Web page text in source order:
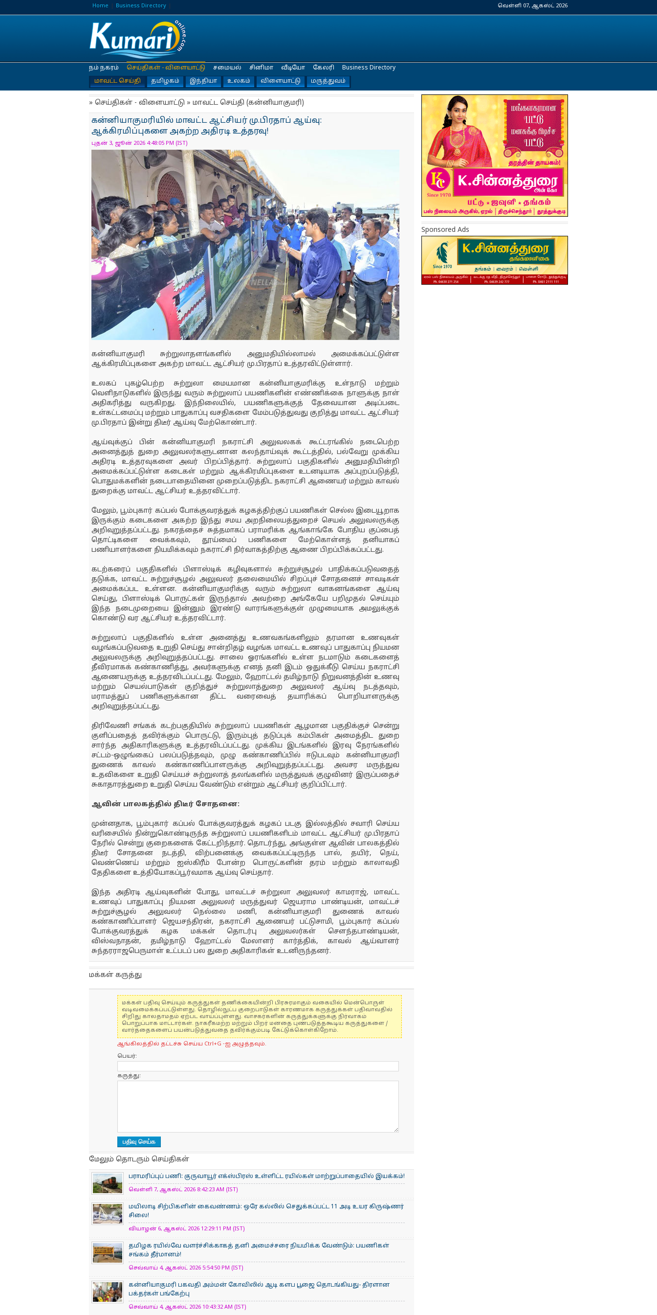
Home Business Directory வெள்ளி 07, ஆகஸ்ட் 2026
நம் நகரம்
செய்திகள் - விளையாட்டு
மாவட்ட செய்தி
தமிழகம் இந்தியா உலகம் விளையாட்டு மருத்துவம்
சமையல் சினிமா வீடியோ கேலரி Business Directory
» செய்திகள் - விளையாட்டு » மாவட்ட செய்தி (கன்னியாகுமரி)
கன்னியாகுமரியில் மாவட்ட ஆட்சியர் மு.பிரதாப் ஆய்வு:
ஆக்கிரமிப்புகளை அகற்ற அதிரடி உத்தரவு!
புதன் 3, ஜூன் 2026 4:48:05 PM (IST)
கன்னியாகுமரி சுற்றுலாதளங்களில் அனுமதியில்லாமல் அமைக்கப்பட்டுள்ள
ஆக்கிரமிப்புகளை அகற்ற மாவட்ட ஆட்சியர் மு.பிரதாப் உத்தரவிட்டுள்ளார்.
உலகப் புகழ்பெற்ற சுற்றுலா மையமான கன்னியாகுமரிக்கு உள்நாடு மற்றும்
வெளிநாடுகளில் இருந்து வரும் சுற்றுலாப் பயணிகளின் எண்ணிக்கை நாளுக்கு நாள்
அதிகரித்து வருகிறது. இந்நிலையில், பயணிகளுக்குத் தேவையான அடிப்படை
உள்கட்டமைப்பு மற்றும் பாதுகாப்பு வசதிகளை மேம்படுத்துவது குறித்து மாவட்ட ஆட்சியர்
மு.பிரதாப் இன்று திடீர் ஆய்வு மேற்கொண்டார்.
ஆய்வுக்குப் பின் கன்னியாகுமரி நகராட்சி அலுவலகக் கூட்டரங்கில் நடைபெற்ற
அனைத்துத் துறை அலுவலர்களுடனான கலந்தாய்வுக் கூட்டத்தில், பல்வேறு முக்கிய
அதிரடி உத்தரவுகளை அவர் பிறப்பித்தார். சுற்றுலாப் பகுதிகளில் அனுமதியின்றி
அமைக்கப்பட்டுள்ள கடைகள் மற்றும் ஆக்கிரமிப்புகளை உடனடியாக அப்புறப்படுத்தி,
பொதுமக்களின் நடைபாதையினை முறைப்படுத்திட நகராட்சி ஆணையர் மற்றும் காவல்
துறைக்கு மாவட்ட ஆட்சியர் உத்தரவிட்டார்.
மேலும், பூம்புகார் கப்பல் போக்குவரத்துக் கழகத்திற்குப் பயணிகள் செல்ல இடையூறாக
இருக்கும் கடைகளை அகற்ற இந்து சமய அறநிலையத்துறைச் செயல் அலுவலருக்கு
அறிவுறுத்தப்பட்டது. நகரத்தைச் சுத்தமாகப் பராமரிக்க ஆங்காங்கே போதிய குப்பைத்
தொட்டிகளை வைக்கவும், தூய்மைப் பணிகளை மேற்கொள்ளத் தனியாகப்
பணியாளர்களை நியமிக்கவும் நகராட்சி நிர்வாகத்திற்கு ஆணை பிறப்பிக்கப்பட்டது.
கடற்கரைப் பகுதிகளில் பிளாஸ்டிக் கழிவுகளால் சுற்றுச்சூழல் பாதிக்கப்படுவதைத்
தடுக்க, மாவட்ட சுற்றுச்சூழல் அலுவலர் தலைமையில் சிறப்புச் சோதனைச் சாவடிகள்
அமைக்கப்பட உள்ளன. கன்னியாகுமரிக்கு வரும் சுற்றுலா வாகனங்களை ஆய்வு
செய்து, பிளாஸ்டிக் பொருட்கள் இருந்தால் அவற்றை அங்கேயே பறிமுதல் செய்யும்
இந்த நடைமுறையை இன்னும் இரண்டு வாரங்களுக்குள் முழுமையாக அமலுக்குக்
கொண்டு வர ஆட்சியர் உத்தரவிட்டார்.
சுற்றுலாப் பகுதிகளில் உள்ள அனைத்து உணவகங்களிலும் தரமான உணவுகள்
வழங்கப்படுவதை உறுதி செய்து சான்றிதழ் வழங்க மாவட்ட உணவுப் பாதுகாப்பு நியமன
அலுவலருக்கு அறிவுறுத்தப்பட்டது. சாலை ஓரங்களில் உள்ள நடமாடும் கடைகளைத்
தீவிரமாகக் கண்காணித்து, அவர்களுக்கு எனத் தனி இடம் ஒதுக்கீடு செய்ய நகராட்சி
ஆணையருக்கு உத்தரவிடப்பட்டது. மேலும், ஹோட்டல் தமிழ்நாடு நிறுவனத்தின் உணவு
மற்றும் செயல்பாடுகள் குறித்துச் சுற்றுலாத்துறை அலுவலர் ஆய்வு நடத்தவும்,
மராமத்துப் பணிகளுக்கான திட்ட வரைவைத் தயாரிக்கப் பொறியாளருக்கு
அறிவுறுத்தப்பட்டது.
திரிவேணி சங்கக் கடற்பகுதியில் சுற்றுலாப் பயணிகள் ஆழமான பகுதிக்குச் சென்று
குளிப்பதைத் தவிர்க்கும் பொருட்டு, இரும்புத் தடுப்புக் கம்பிகள் அமைத்திட துறை
சார்ந்த அதிகாரிகளுக்கு உத்தரவிடப்பட்டது. முக்கிய இடங்களில் இரவு நேரங்களில்
சட்டம்-ஒழுங்கைப் பலப்படுத்தவும், முழு கண்காணிப்பில் ஈடுபடவும் கன்னியாகுமரி
துணைக் காவல் கண்காணிப்பாளருக்கு அறிவுறுத்தப்பட்டது. அவசர மருத்துவ
உதவிகளை உறுதி செய்யச் சுற்றுலாத் தலங்களில் மருத்துவக் குழுவினர் இருப்பதைச்
சுகாதாரத்துறை உறுதி செய்ய வேண்டும் என்றும் ஆட்சியர் குறிப்பிட்டார்.
ஆவின் பாலகத்தில் திடீர் சோதனை:
முன்னதாக, பூம்புகார் கப்பல் போக்குவரத்துக் கழகப் படகு இல்லத்தில் சவாரி செய்ய
வரிசையில் நின்றுகொண்டிருந்த சுற்றுலாப் பயணிகளிடம் மாவட்ட ஆட்சியர் மு.பிரதாப்
நேரில் சென்று குறைகளைக் கேட்டறிந்தார். தொடர்ந்து, அங்குள்ள ஆவின் பாலகத்தில்
திடீர் சோதனை நடத்தி, விற்பனைக்கு வைக்கப்பட்டிருந்த பால், தயிர், நெய்,
வெண்ணெய் மற்றும் ஐஸ்கிரீம் போன்ற பொருட்களின் தரம் மற்றும் காலாவதி
தேதிகளை உத்தியோகப்பூர்வமாக ஆய்வு செய்தார்.
இந்த அதிரடி ஆய்வுகளின் போது, மாவட்டச் சுற்றுலா அலுவலர் காமராஜ், மாவட்ட
உணவுப் பாதுகாப்பு நியமன அலுவலர் மருத்துவர் ஜெயராம பாண்டியன், மாவட்டச்
சுற்றுச்சூழல் அலுவலர் நெல்லை மணி, கன்னியாகுமரி துணைக் காவல்
கண்காணிப்பாளர் ஜெயசந்திரன், நகராட்சி ஆணையர் பட்டுசாமி, பூம்புகார் கப்பல்
போக்குவரத்துக் கழக மக்கள் தொடர்பு அலுவலர்கள் சௌந்தபாண்டியன்,
விஸ்வநாதன், தமிழ்நாடு ஹோட்டல் மேலாளர் கார்த்திக், காவல் ஆய்வாளர்
சுந்தரராஜபெருமாள் உட்படப் பல துறை அதிகாரிகள் உடனிருந்தனர்.
மக்கள் கருத்து
மக்கள் பதிவு செய்யும் கருத்துகள் தணிக்கையின்றி பிரசுரமாகும் வகையில் மென்பொருள்
வடிவமைக்கப்பட்டுள்ளது. தொழில்நுட்ப குறைபாடுகள் காரணமாக கருத்துக்கள் பதிவாவதில்
சிறிது காலதாமதம் ஏற்பட வாய்ப்புள்ளது. வாசகர்களின் கருத்துக்களுக்கு நிர்வாகம்
பொறுப்பாக மாட்டார்கள். நாகரீகமற்ற மற்றும் பிறர் மனதை புண்படுத்தகூடிய கருத்துகளை /
வார்த்தைகளைப் பயன்படுத்துவதை தவிர்க்கும்படி கேட்டுக்கொள்கிறோம்.
ஆங்கிலத்தில் தட்டச்சு செய்ய Ctrl+G -ஐ அழுத்தவும்.
பெயர்:
கருத்து:
மேலும் தொடரும் செய்திகள்
பராமரிப்புப் பணி: குருவாயூர் எக்ஸ்பிரஸ் உள்ளிட்ட ரயில்கள் மாற்றுப்பாதையில் இயக்கம்!
வெள்ளி 7, ஆகஸ்ட் 2026 8:42:23 AM (IST)
மயிலாடி சிற்பிகளின் கைவண்ணம்: ஒரே கல்லில் செதுக்கப்பட்ட 11 அடி உயர கிருஷ்ணர்
சிலை!
வியாழன் 6, ஆகஸ்ட் 2026 12:29:11 PM (IST)
தமிழக ரயில்வே வளர்ச்சிக்காகத் தனி அமைச்சரை நியமிக்க வேண்டும்: பயணிகள்
சங்கம் தீர்மானம்!
செவ்வாய் 4, ஆகஸ்ட் 2026 5:54:50 PM (IST)
கன்னியாகுமரி பகவதி அம்மன் கோவிலில் ஆடி களப பூஜை தொடங்கியது- திரளான
பக்தர்கள் பங்கேற்பு
செவ்வாய் 4, ஆகஸ்ட் 2026 10:43:32 AM (IST)
Sponsored Ads